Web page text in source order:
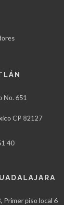
No. 651
CP 82127
40
Primer piso local 6